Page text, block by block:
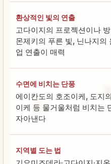
환상적인 빛의 연출
고다이지의 프로젝션이나
몬제키의 푸른 빛, 닌나지의
업 연출이 매력
수면에 비치는 단풍
에이칸도의 호조이케, 도지
이케 등 물거울처럼 비치는
자아낸다
지역별 도는 법